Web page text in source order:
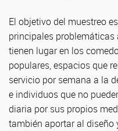
El objetivo del muestreo
principales
tienen lugar en los
populares, espacios que
servicio por semana a la
e individuos que no
diaria por sus propios
también aportar al